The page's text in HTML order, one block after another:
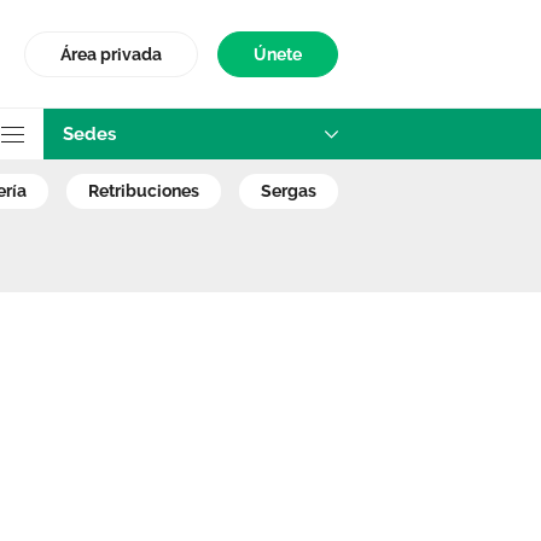
Área privada Únete
Sedes
dan su fruto
retribuciones sergas